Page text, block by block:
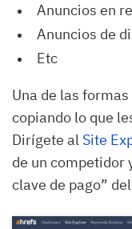
Anuncios en
Anuncios de
Etc
Una de las
copiando lo que
Dirígete al Site
de un competidor
clave de pago”